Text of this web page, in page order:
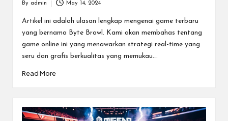
by
By admin May 14, 2024
Artikel ini adalah ulasan lengkap mengenai game terbaru
yang bernama Byte Brawl. Kami akan membahas tentang
game online ini yang menawarkan strategi real-time yang
seru dan grafis berkualitas yang memukau.…
Read More